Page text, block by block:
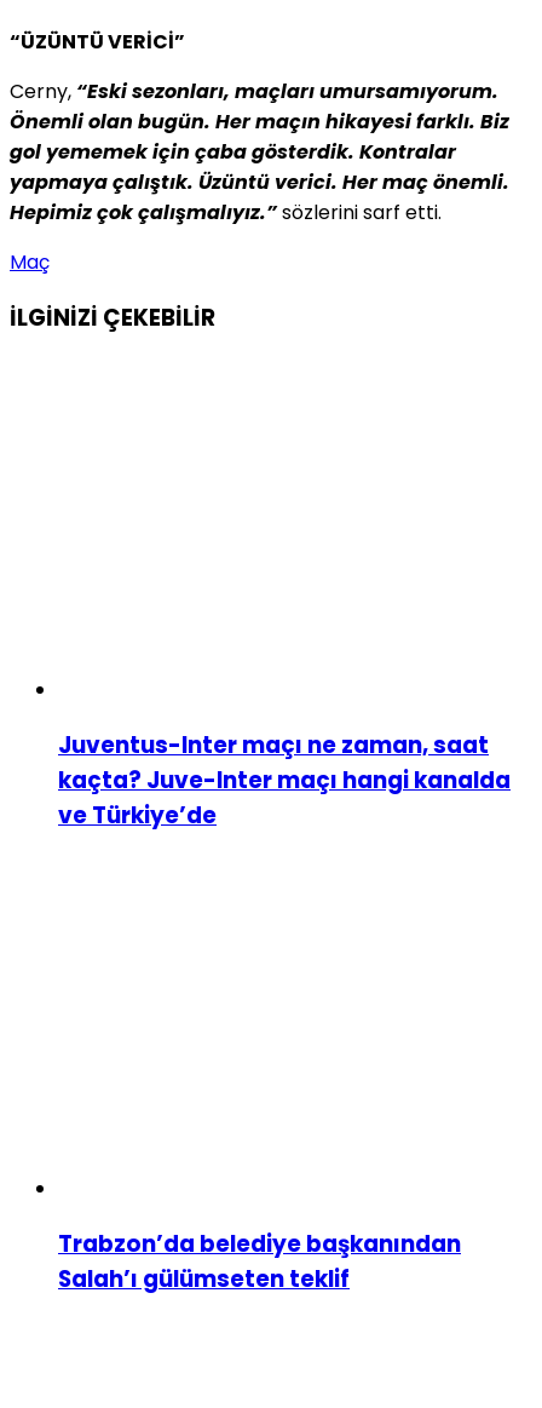
“ÜZÜNTÜ VERİCİ”
Cerny, “Eski sezonları, maçları umursamıyorum.
Önemli olan bugün. Her maçın hikayesi farklı. Biz
gol yememek için çaba gösterdik. Kontralar
yapmaya çalıştık. Üzüntü verici. Her maç önemli.
Hepimiz çok çalışmalıyız.”sözlerini sarf etti.
Maç
İLGİNİZİ ÇEKEBİLİR
Juventus-Inter maçı ne zaman, saat
kaçta? Juve-Inter maçı hangi kanalda
ve Türkiye’de
Trabzon’da belediye başkanından
Salah’ı gülümseten teklif